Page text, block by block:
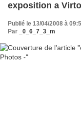
exposition a
Publié le 13/04/2008 à
Par
_0_6_7_3_m